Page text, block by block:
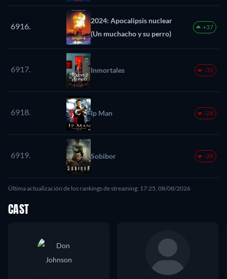
6916.
2024: Apocalipsis nuclear
(Un muchacho y su perro)
+37
6917. Inmortales -31
6918. Ip Man -28
6919. Sobibor -28
Última actualización de los rankings de streaming: 17:25, 08/08/2026
CAST